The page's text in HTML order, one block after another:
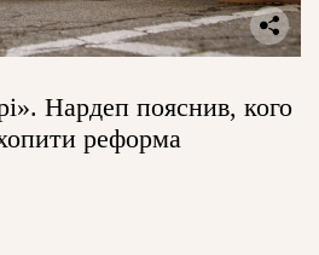
Нардеп пояснив, кого
реформа